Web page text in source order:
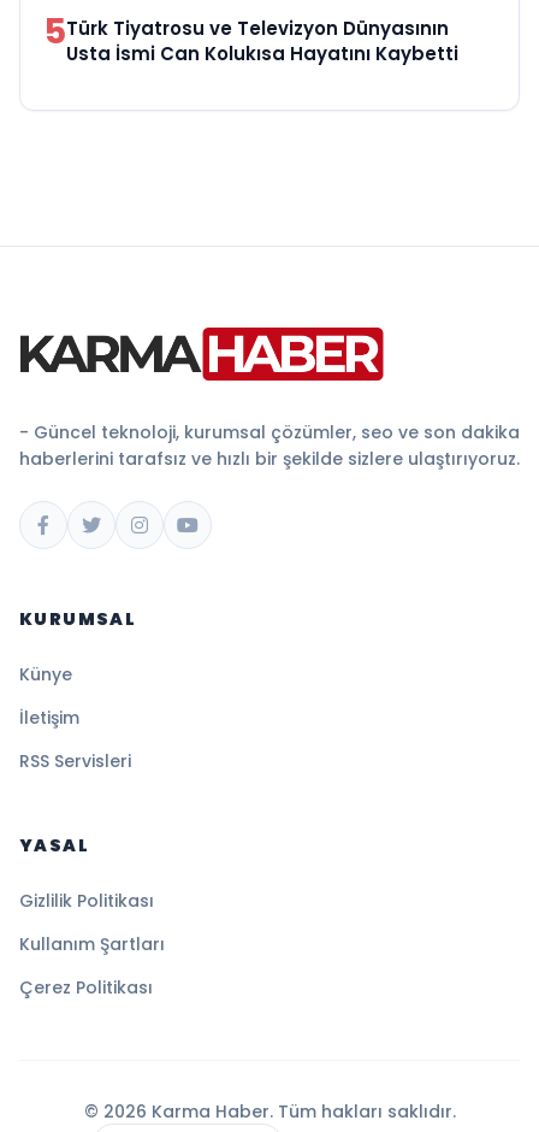
5Türk Tiyatrosu ve Televizyon Dünyasının
Usta İsmi Can Kolukısa Hayatını Kaybetti
- Güncel teknoloji, kurumsal çözümler, seo ve son dakika
haberlerini tarafsız ve hızlı bir şekilde sizlere ulaştırıyoruz.
KURUMSAL
Künye
İletişim
RSS Servisleri
YASAL
Gizlilik Politikası
Kullanım Şartları
Çerez Politikası
© 2026 Karma Haber. Tüm hakları saklıdır.